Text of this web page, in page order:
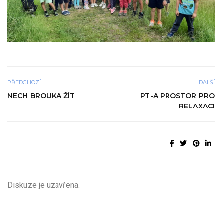
PŘEDCHOZÍ
NECH BROUKA ŽÍT
DALŠÍ
PT-A PROSTOR PRO
RELAXACI
Diskuze je uzavřena.